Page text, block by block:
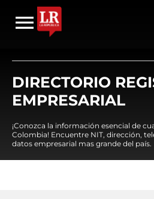
DIRECTORIO
EMPRESARIAL
¡Conozca la información esencial de
Colombia! Encuentre NIT, dirección,
datos empresarial mas grande del país.